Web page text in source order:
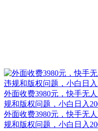
外面收费3980元，快手无
规和版权问题，小白日入
外面收费3980元，快手无
规和版权问题，小白日入